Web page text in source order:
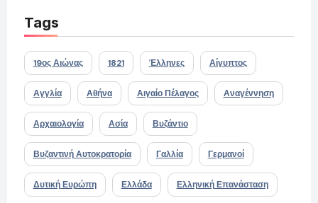
Tags
19ος Αιώνας 1821 Έλληνες Αίγυπτος
Αγγλία Αθήνα Αιγαίο Πέλαγος Αναγέννηση
Αρχαιολογία Ασία Βυζάντιο
Βυζαντινή Αυτοκρατορία Γαλλία Γερμανοί
Δυτική Ευρώπη Ελλάδα Ελληνική Επανάσταση